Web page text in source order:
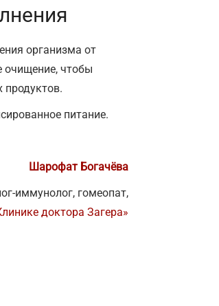
организма от
очищение, чтобы
продуктов.
питание.
Шарофат Богачёва
иммунолог, гомеопат,
доктора Загера»